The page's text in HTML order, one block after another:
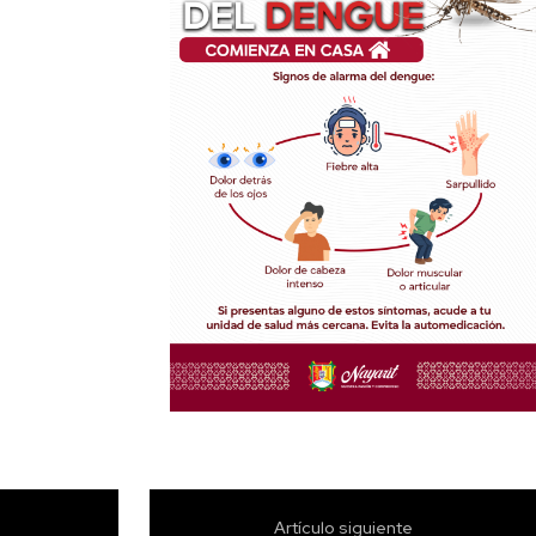
Artículo siguiente